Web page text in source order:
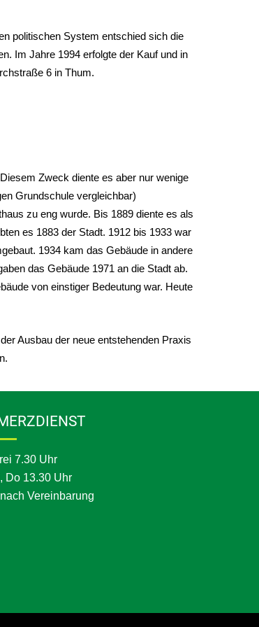
politischen System entschied sich die
Im Jahre 1994 erfolgte der Kauf und in
6 in Thum.
Zweck diente es aber nur wenige
Grundschule vergleichbar)
zu eng wurde. Bis 1889 diente es als
es 1883 der Stadt. 1912 bis 1933 war
1934 kam das Gebäude in andere
das Gebäude 1971 an die Stadt ab.
von einstiger Bedeutung war. Heute
Ausbau der neue entstehenden Praxis
7.30 Uhr
Do 13.30 Uhr
Vereinbarung